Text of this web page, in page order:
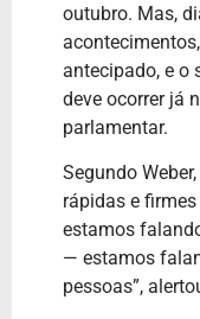
outubro. Mas,
antecipado, e o
deve ocorrer já
parlamentar.
Segundo
rápidas e
estamos
— estamos
pessoas”,